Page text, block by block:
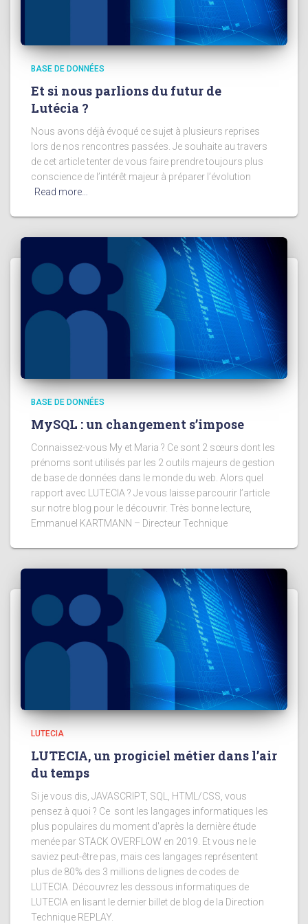
BASE DE DONNÉES
Et si nous parlions du futur de
Lutécia ?
Nous avons déjà évoqué ce sujet à plusieurs reprises
lors de nos rencontres passées. Je souhaite au travers
de cet article tenter de vous faire prendre toujours plus
conscience de l’intérêt majeur à préparer l’évolution
Read more…
BASE DE DONNÉES
MySQL : un changement s’impose
Connaissez-vous My et Maria ? Ce sont 2 sœurs dont les
prénoms sont utilisés par les 2 outils majeurs de gestion
de base de données dans le monde du web. Alors quel
rapport avec LUTECIA ? Je vous laisse parcourir l’article
sur notre blog pour le découvrir. Très bonne lecture,
Emmanuel KARTMANN – Directeur Technique
LUTECIA
LUTECIA, un progiciel métier dans l’air
du temps
Si je vous dis, JAVASCRIPT, SQL, HTML/CSS, vous
pensez à quoi ? Ce sont les langages informatiques les
plus populaires du moment d'après la dernière étude
menée par STACK OVERFLOW en 2019. Et vous ne le
saviez peut-être pas, mais ces langages représentent
plus de 80% des 3 millions de lignes de codes de
LUTECIA. Découvrez les dessous informatiques de
LUTECIA en lisant le dernier billet de blog de la Direction
Technique REPLAY.